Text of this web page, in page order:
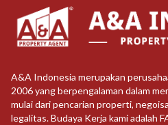
A&A Indonesia merupakan
2006 yang berpengalaman dalam
mulai dari pencarian properti,
legalitas. Budaya Kerja kami adalah